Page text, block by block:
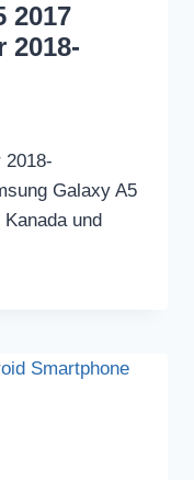
2017
2018-
2018-
Galaxy A5
und